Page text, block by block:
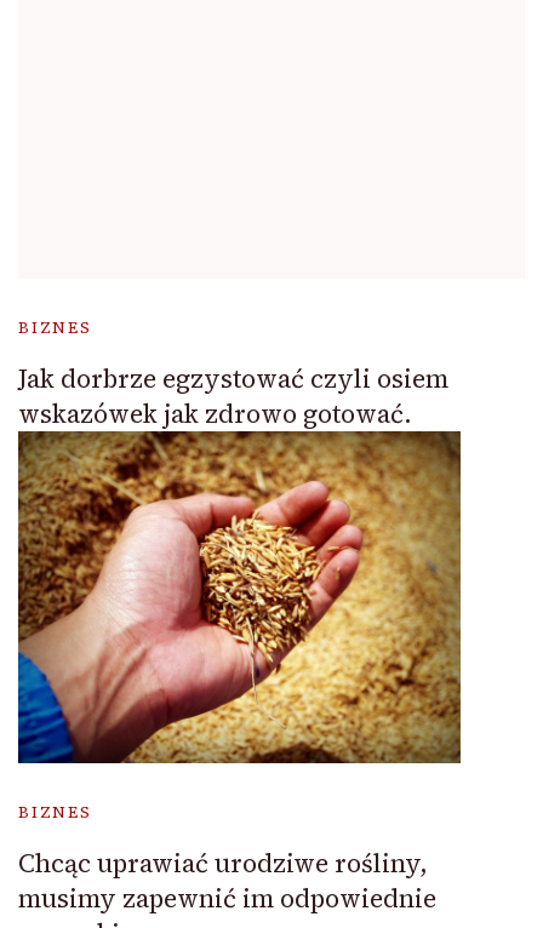
BIZNES
Jak dorbrze egzystować czyli osiem
wskazówek jak zdrowo gotować.
BIZNES
Chcąc uprawiać urodziwe rośliny,
musimy zapewnić im odpowiednie